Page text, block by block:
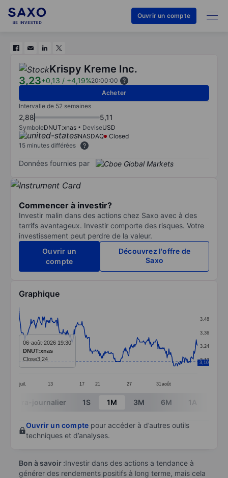
Ouvrir un compte
Krispy Kreme Inc.
3,23+0,13 / +4,19%20:00:00
Acheter
Intervalle de 52 semaines
2,88 5,11
SymboleDNUT:xnas DeviseUSD
NASDAQ
Closed
15 minutes différées
Données fournies par
Commencer à investir?
Investir malin dans des actions chez Saxo avec à des
tarrifs avantageux. Investir comporte des risques. Votre
investissement peut perdre de la valeur.
Ouvrir un
compte
Découvrez l'offre de
Saxo
Graphique
Line chart with 295 data points.
The chart has 1 X axis displaying categories.
The chart has 1 Y axis displaying values. Data
juil. 13 17 21 27 31 août
3,12
3,24
3,36
3,48
3,10
06-août-2026 19:30
DNUT:xnas
Close3,24
End of interactive chart.
Intra-journalier 1S 1M 3M 6M 1A
Ouvrir un compte pour accéder à d’autres outils
techniques et d’analyses.
Bon à savoir :Investir dans des actions a tendance à
générer des rendements positifs à long terme, mais cela